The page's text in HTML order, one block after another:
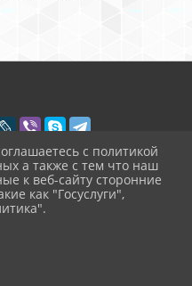
данных
с политикой
а также с тем что наш
к веб-сайту сторонние
как "Госуслуги",